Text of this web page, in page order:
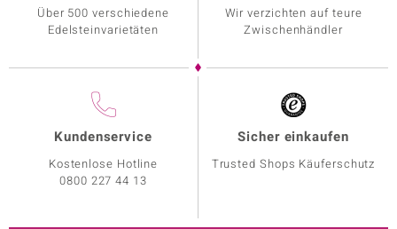
Über 500 verschiedene
Edelsteinvarietäten
Wir verzichten auf teure
Zwischenhändler
Kundenservice
Kostenlose Hotline
0800 227 44 13
Sicher einkaufen
Trusted Shops Käuferschutz